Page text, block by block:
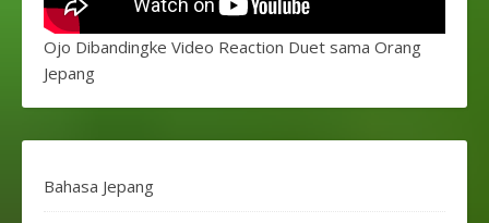
Ojo Dibandingke Video Reaction Duet sama Orang
Jepang
Bahasa Jepang